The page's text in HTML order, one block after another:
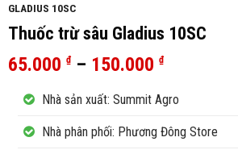
GLADIUS 10SC
Thuốc trừ sâu Gladius 10SC
65.000 ₫ – 150.000 ₫
Nhà sản xuất: Summit Agro
Nhà phân phối: Phương Đông Store